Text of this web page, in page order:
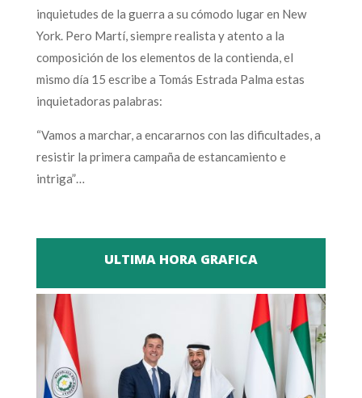
inquietudes de la guerra a su cómodo lugar en New
York. Pero Martí, siempre realista y atento a la
composición de los elementos de la contienda, el
mismo día 15 escribe a Tomás Estrada Palma estas
inquietadoras palabras:
“Vamos a marchar, a encararnos con las dificultades, a
resistir la primera campaña de estancamiento e
intriga”…
ULTIMA HORA GRAFICA